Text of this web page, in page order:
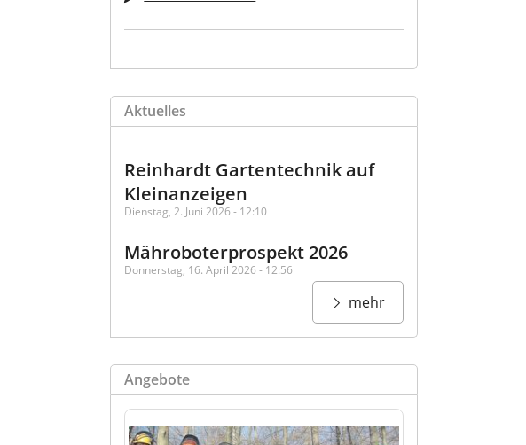
Aktuelles
Reinhardt Gartentechnik auf
Kleinanzeigen
Dienstag, 2. Juni 2026 - 12:10
Mähroboterprospekt 2026
Donnerstag, 16. April 2026 - 12:56
mehr
Angebote